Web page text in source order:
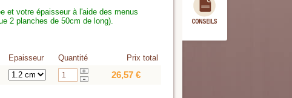
et votre épaisseur à l'aide des menus
2 planches de 50cm de long).
Epaisseur Quantité Prix total
26,57 €